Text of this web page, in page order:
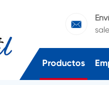

Productos